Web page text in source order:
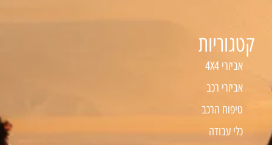
קטגוריות
אביזרי 4X4
אביזרי רכב
טיפוח הרכב
כלי עבודה